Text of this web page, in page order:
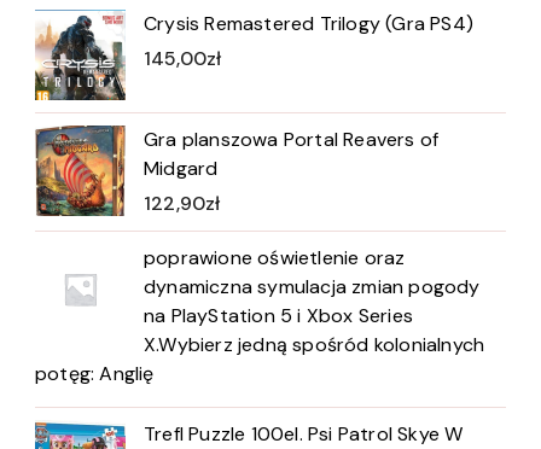
Crysis Remastered Trilogy (Gra PS4)
145,00zł
Gra planszowa Portal Reavers of
Midgard
122,90zł
poprawione oświetlenie oraz
dynamiczna symulacja zmian pogody
na PlayStation 5 i Xbox Series
X.Wybierz jedną spośród kolonialnych
potęg: Anglię
Trefl Puzzle 100el. Psi Patrol Skye W